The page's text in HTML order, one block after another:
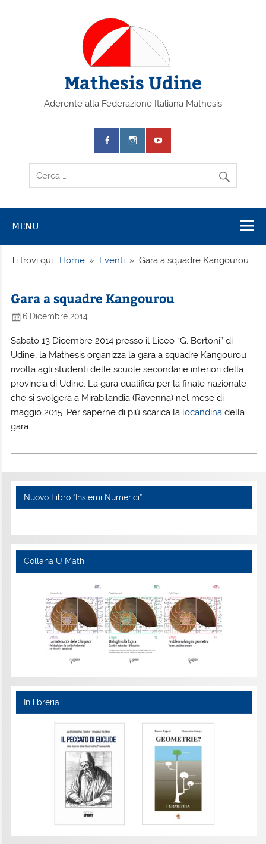
Mathesis Udine
Aderente alla Federazione Italiana Mathesis
MENU
Ti trovi qui: Home Eventi Gara a squadre Kangourou
Gara a squadre Kangourou
6 Dicembre 2014
Sabato 13 Dicembre 2014 presso il Liceo “G. Bertoni” di
Udine, la Mathesis organizza la gara a squadre Kangourou
rivolta agli studenti delle scuole secondarie inferiori della
provincia di Udine. La gara qualifica per la finale nazionale
che si svolgerà a Mirabilandia (Ravenna) nel mese di
maggio 2015. Per saperne di più scarica la locandina della
gara.
Nuovo Libro “Insiemi Numerici”
Collana U Math
In libreria